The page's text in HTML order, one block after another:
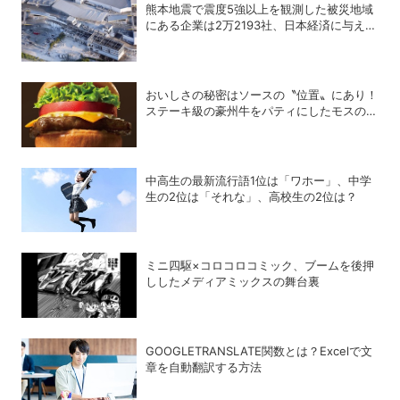
熊本地震で震度5強以上を観測した被災地域
にある企業は2万2193社、日本経済に与える
おいしさの秘密はソースの〝位置〟にあり！
ステーキ級の豪州牛をパティにしたモスの
中高生の最新流行語1位は「ワホー」、中学
生の2位は「それな」、高校生の2位は？
ミニ四駆×コロコロコミック、ブームを後押
ししたメディアミックスの舞台裏
GOOGLETRANSLATE関数とは？Excelで文
章を自動翻訳する方法